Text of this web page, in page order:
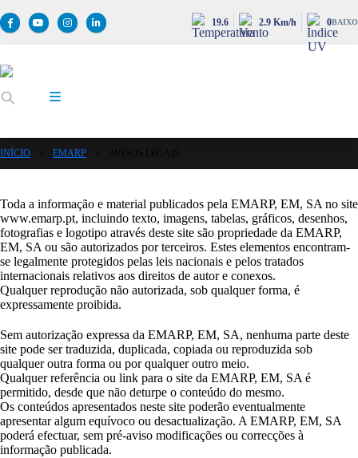
19.6 2.9 Km/h 0BAIXO
INÍCIO EMARP
Toda a informação e material publicados pela EMARP, EM, SA no site
www.emarp.pt, incluindo texto, imagens, tabelas, gráficos, desenhos,
fotografias e logotipo através deste site são propriedade da EMARP,
EM, SA ou são autorizados por terceiros. Estes elementos encontram-
se legalmente protegidos pelas leis nacionais e pelos tratados
internacionais relativos aos direitos de autor e conexos.
Qualquer reprodução não autorizada, sob qualquer forma, é
expressamente proibida.
Sem autorização expressa da EMARP, EM, SA, nenhuma parte deste
site pode ser traduzida, duplicada, copiada ou reproduzida sob
qualquer outra forma ou por qualquer outro meio.
Qualquer referência ou link para o site da EMARP, EM, SA é
permitido, desde que não deturpe o conteúdo do mesmo.
Os conteúdos apresentados neste site poderão eventualmente
apresentar algum equívoco ou desactualização. A EMARP, EM, SA
poderá efectuar, sem pré-aviso modificações ou correcções à
informação publicada.